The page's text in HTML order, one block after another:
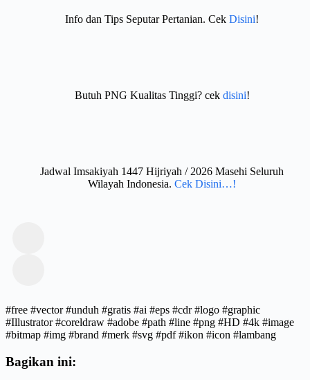
Info dan Tips Seputar Pertanian. Cek Disini!
Butuh PNG Kualitas Tinggi? cek disini!
Jadwal Imsakiyah 1447 Hijriyah / 2026 Masehi Seluruh
Wilayah Indonesia. Cek Disini…!
#free #vector #unduh #gratis #ai #eps #cdr #logo #graphic
#Illustrator #coreldraw #adobe #path #line #png #HD #4k #image
#bitmap #img #brand #merk #svg #pdf #ikon #icon #lambang
Bagikan ini: